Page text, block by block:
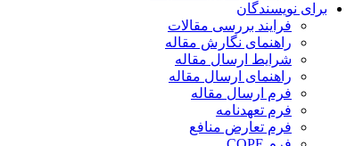
برای نویسندگان
فرایند بررسی مقالات
راهنمای نگارش مقاله
شرایط ارسال مقاله
راهنمای ارسال مقاله
فرم ارسال مقاله
فرم تعهدنامه
فرم تعارض منافع